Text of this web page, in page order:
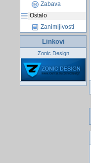
Zabava
Ostalo
Zanimljivosti
Linkovi
Zonic Design